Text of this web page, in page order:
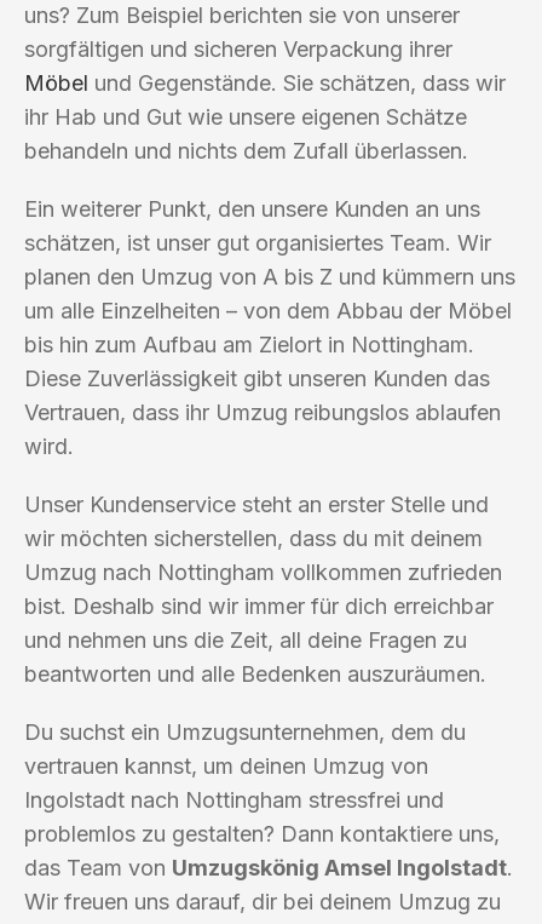
uns? Zum Beispiel berichten sie von unserer
sorgfältigen und sicheren Verpackung ihrer
Möbel und Gegenstände. Sie schätzen, dass wir
ihr Hab und Gut wie unsere eigenen Schätze
behandeln und nichts dem Zufall überlassen.
Ein weiterer Punkt, den unsere Kunden an uns
schätzen, ist unser gut organisiertes Team. Wir
planen den Umzug von A bis Z und kümmern uns
um alle Einzelheiten – von dem Abbau der Möbel
bis hin zum Aufbau am Zielort in Nottingham.
Diese Zuverlässigkeit gibt unseren Kunden das
Vertrauen, dass ihr Umzug reibungslos ablaufen
wird.
Unser Kundenservice steht an erster Stelle und
wir möchten sicherstellen, dass du mit deinem
Umzug nach Nottingham vollkommen zufrieden
bist. Deshalb sind wir immer für dich erreichbar
und nehmen uns die Zeit, all deine Fragen zu
beantworten und alle Bedenken auszuräumen.
Du suchst ein Umzugsunternehmen, dem du
vertrauen kannst, um deinen Umzug von
Ingolstadt nach Nottingham stressfrei und
problemlos zu gestalten? Dann kontaktiere uns,
das Team von Umzugskönig Amsel Ingolstadt.
Wir freuen uns darauf, dir bei deinem Umzug zu